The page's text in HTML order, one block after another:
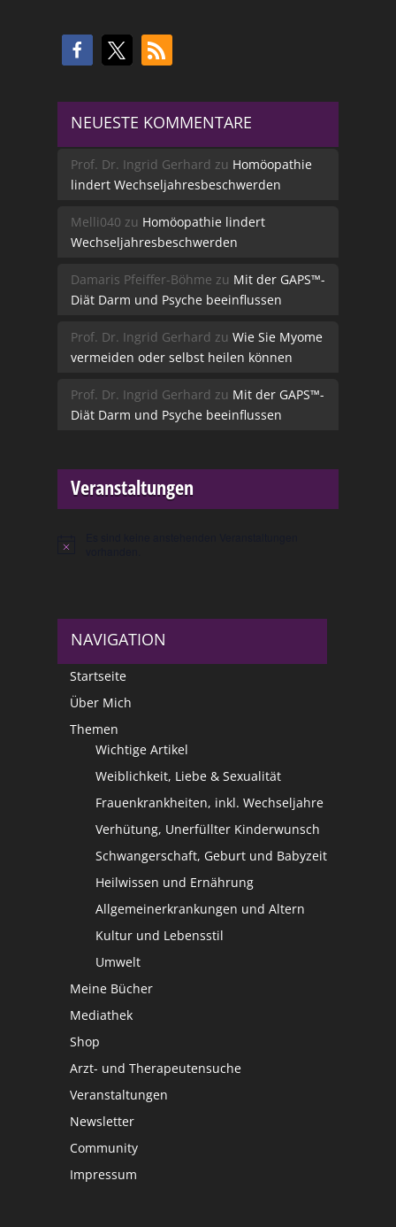
NEUESTE KOMMENTARE
Prof. Dr. Ingrid Gerhard zu Homöopathie
lindert Wechseljahresbeschwerden
Melli040 zu Homöopathie lindert
Wechseljahresbeschwerden
Damaris Pfeiffer-Böhme zu Mit der GAPS™-
Diät Darm und Psyche beeinflussen
Prof. Dr. Ingrid Gerhard zu Wie Sie Myome
vermeiden oder selbst heilen können
Prof. Dr. Ingrid Gerhard zu Mit der GAPS™-
Diät Darm und Psyche beeinflussen
Veranstaltungen
Hinweis
NAVIGATION
Startseite
Über Mich
Themen
Wichtige Artikel
Weiblichkeit, Liebe & Sexualität
Frauenkrankheiten, inkl. Wechseljahre
Verhütung, Unerfüllter Kinderwunsch
Schwangerschaft, Geburt und Babyzeit
Heilwissen und Ernährung
Allgemeinerkrankungen und Altern
Kultur und Lebensstil
Umwelt
Meine Bücher
Mediathek
Shop
Arzt- und Therapeutensuche
Veranstaltungen
Newsletter
Community
Impressum